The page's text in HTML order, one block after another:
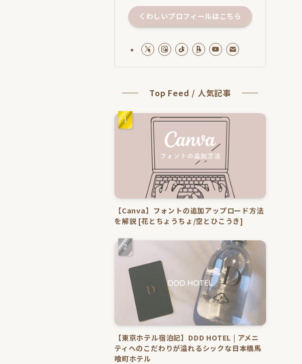
くわしいプロフィールはこちら
Top Feed / 人気記事
【Canva】フォントの追加アップロード方法
を解説 [花とちょうちょ/空とひこうき]
【東京ホテル宿泊記】DDD HOTEL | アメニ
ティへのこだわりが溢れるシックな日本橋馬
喰町ホテル